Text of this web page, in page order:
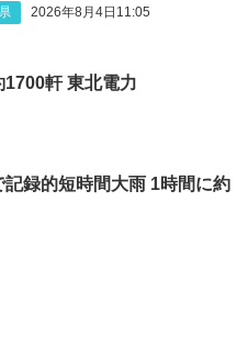
2026年8月4日11:05
軒 東北電力
録的短時間大雨 1時間に約